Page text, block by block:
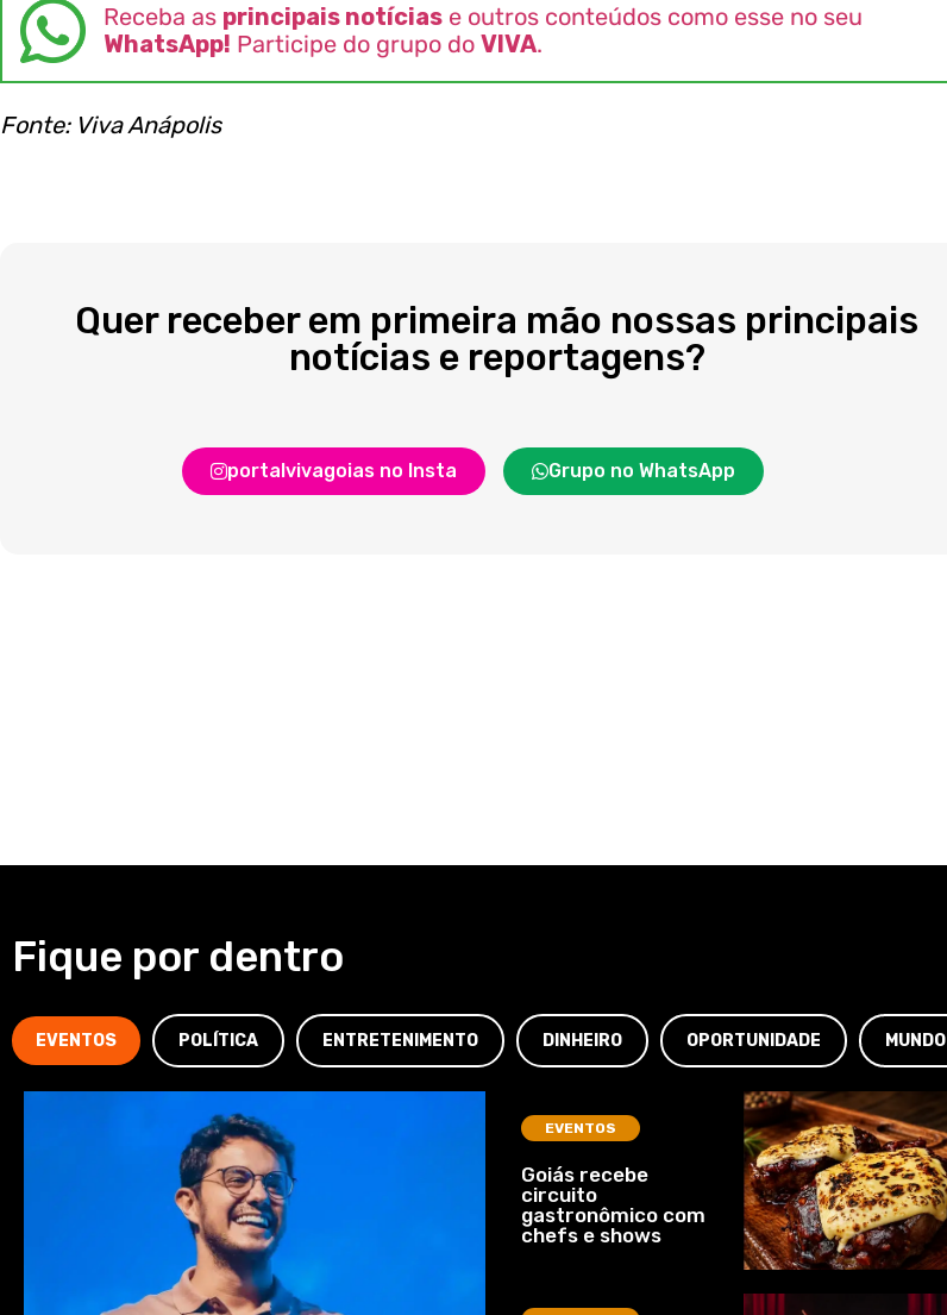
Receba as principais notícias e outros conteúdos como esse no seu
WhatsApp! Participe do grupo do VIVA.
Fonte: Viva Anápolis
Quer receber em primeira mão nossas principais
notícias e reportagens?
portalvivagoias no Insta Grupo no WhatsApp
Fique por dentro
EVENTOS POLÍTICA ENTRETENIMENTO DINHEIRO OPORTUNIDADE MUNDO
EVENTOS
Goiás recebe
circuito
gastronômico com
chefs e shows